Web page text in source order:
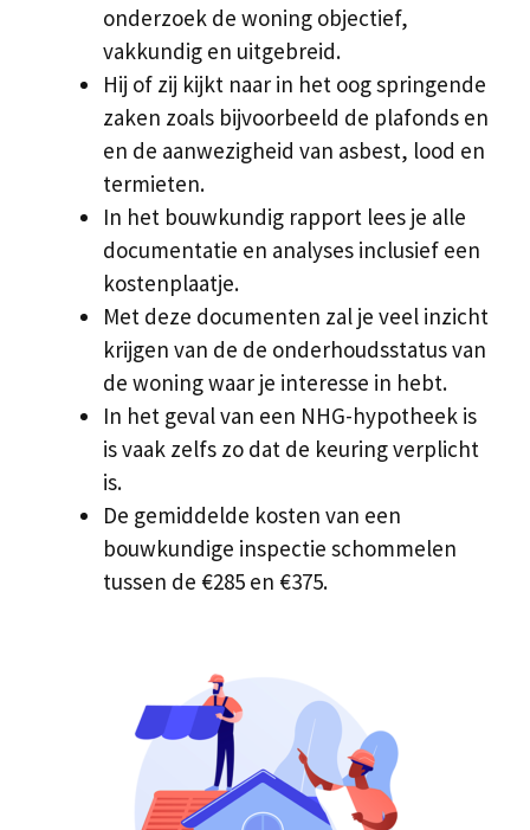
onderzoek de woning objectief,
vakkundig en uitgebreid.
Hij of zij kijkt naar in het oog springende
zaken zoals bijvoorbeeld de plafonds en
en de aanwezigheid van asbest, lood en
termieten.
In het bouwkundig rapport lees je alle
documentatie en analyses inclusief een
kostenplaatje.
Met deze documenten zal je veel inzicht
krijgen van de de onderhoudsstatus van
de woning waar je interesse in hebt.
In het geval van een NHG-hypotheek is
is vaak zelfs zo dat de keuring verplicht
is.
De gemiddelde kosten van een
bouwkundige inspectie schommelen
tussen de €285 en €375.